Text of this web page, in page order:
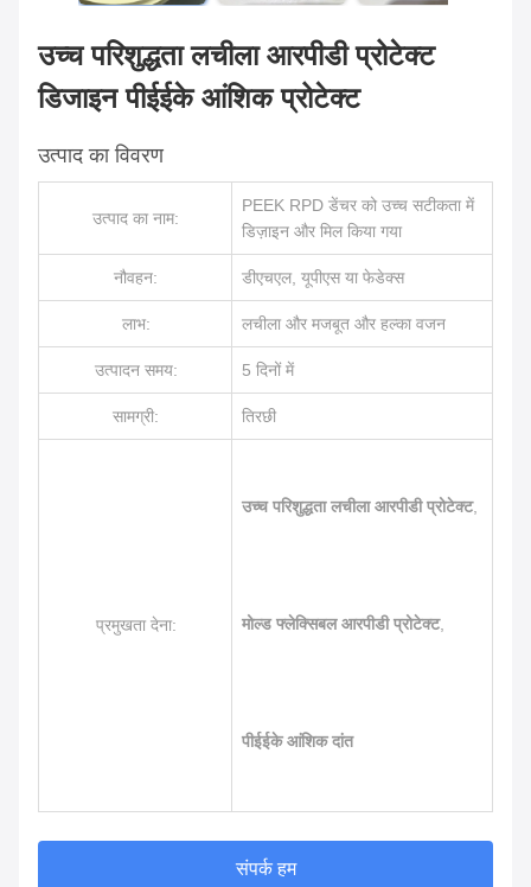
उच्च परिशुद्धता लचीला आरपीडी प्रोटेक्ट
डिजाइन पीईईके आंशिक प्रोटेक्ट
उत्पाद का विवरण
उत्पाद का नाम:
PEEK RPD डेंचर को उच्च सटीकता में
डिज़ाइन और मिल किया गया
नौवहन: डीएचएल, यूपीएस या फेडेक्स
लाभ: लचीला और मजबूत और हल्का वजन
उत्पादन समय: 5 दिनों में
सामग्री: तिरछी
प्रमुखता देना:
उच्च परिशुद्धता लचीला आरपीडी प्रोटेक्ट,
मोल्ड फ्लेक्सिबल आरपीडी प्रोटेक्ट,
पीईईके आंशिक दांत
संपर्क हम